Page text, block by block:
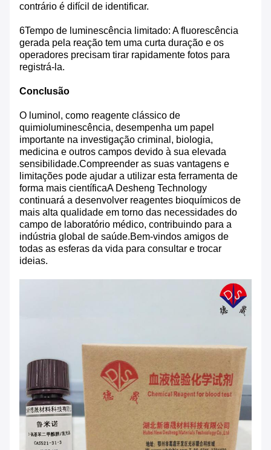
contrário é difícil de identificar.
6Tempo de luminescência limitado: A fluorescência
gerada pela reação tem uma curta duração e os
operadores precisam tirar rapidamente fotos para
registrá-la.
Conclusão
O luminol, como reagente clássico de
quimioluminescência, desempenha um papel
importante na investigação criminal, biologia,
medicina e outros campos devido à sua elevada
sensibilidade.Compreender as suas vantagens e
limitações pode ajudar a utilizar esta ferramenta de
forma mais científicaA Desheng Technology
continuará a desenvolver reagentes bioquímicos de
mais alta qualidade em torno das necessidades do
campo de laboratório médico, contribuindo para a
indústria global de saúde.Bem-vindos amigos de
todas as esferas da vida para consultar e trocar
ideias.